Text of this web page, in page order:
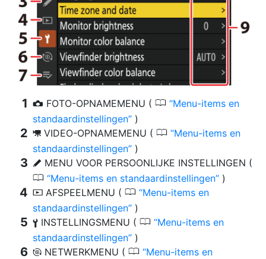
C FOTO-OPNAMEMENU ( 0 Menu-items en
standaardinstellingen )
1 VIDEO-OPNAMEMENU ( 0 Menu-items en
standaardinstellingen )
A MENU VOOR PERSOONLIJKE INSTELLINGEN (
0 Menu-items en standaardinstellingen )
D AFSPEELMENU ( 0 Menu-items en
standaardinstellingen )
B INSTELLINGSMENU ( 0 Menu-items en
standaardinstellingen )
F NETWERKMENU ( 0 Menu-items en